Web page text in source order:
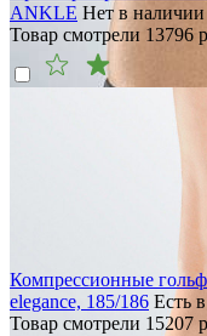
ANKLE Нет в наличии
Товар смотрели 13796
Компрессионные
elegance, 185/186 Есть
Товар смотрели 15207